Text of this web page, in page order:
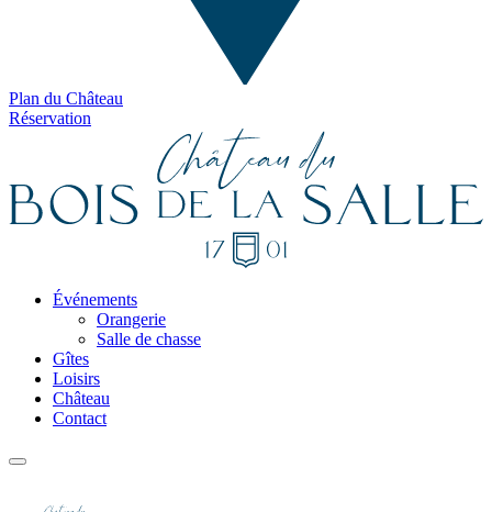
Plan du Château
Réservation
Événements
Orangerie
Salle de chasse
Gîtes
Loisirs
Château
Contact